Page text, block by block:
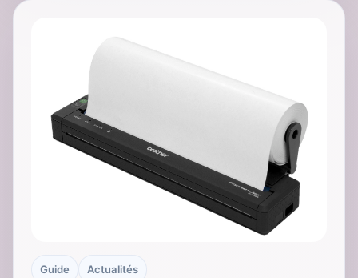
Guide Actualités